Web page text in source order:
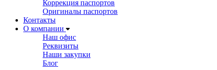
Коррекция паспортов
Оригиналы паспортов
Контакты
О компании
Наш офис
Реквизиты
Наши закупки
Блог